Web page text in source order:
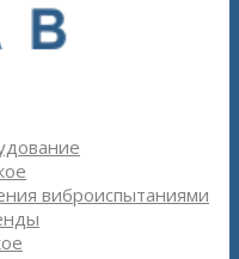
виброиспытаниями